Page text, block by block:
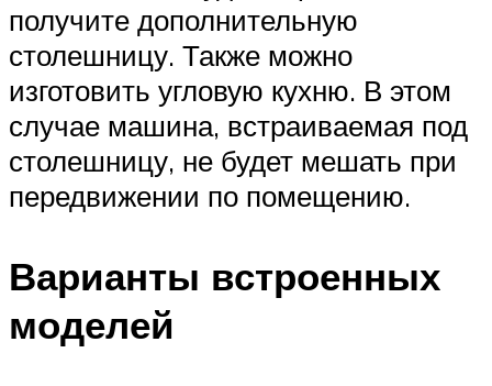
получите дополнительную
столешницу. Также можно
изготовить угловую кухню. В этом
случае машина, встраиваемая под
столешницу, не будет мешать при
передвижении по помещению.
Варианты встроенных
моделей